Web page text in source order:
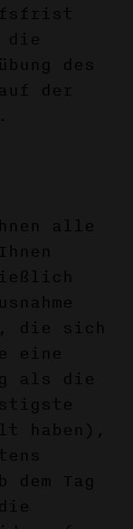
die
des
der
alle
die sich
eine
als die
haben),
dem Tag